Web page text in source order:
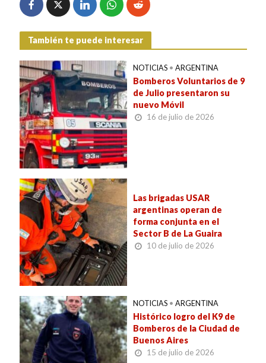
También te puede interesar
NOTICIAS • ARGENTINA
Bomberos Voluntarios de 9
de Julio presentaron su
nuevo Móvil
16 de julio de 2026
Las brigadas USAR
argentinas operan de
forma conjunta en el
Sector B de La Guaira
10 de julio de 2026
NOTICIAS • ARGENTINA
Histórico logro del K9 de
Bomberos de la Ciudad de
Buenos Aires
15 de julio de 2026